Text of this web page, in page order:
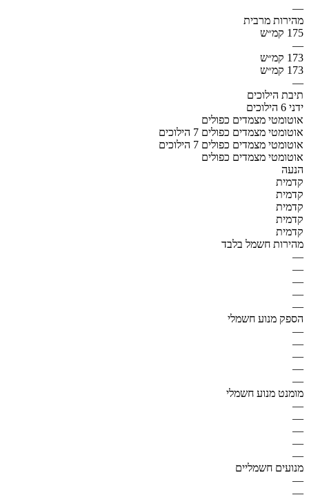
—
מהירות מרבית
175 קמ״ש
—
173 קמ״ש
173 קמ״ש
—
תיבת הילוכים
ידני 6 הילוכים
אוטומטי מצמדים כפולים
אוטומטי מצמדים כפולים 7 הילוכים
אוטומטי מצמדים כפולים 7 הילוכים
אוטומטי מצמדים כפולים
הנעה
קדמית
קדמית
קדמית
קדמית
קדמית
מהירות חשמל בלבד
—
—
—
—
—
הספק מנוע חשמלי
—
—
—
—
—
מומנט מנוע חשמלי
—
—
—
—
—
מנועים חשמליים
—
—